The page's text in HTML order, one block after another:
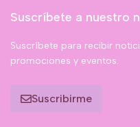
Suscríbete a nuestro
Suscríbete para recibir
promociones y eventos.
Suscribirme